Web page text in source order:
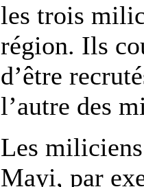
les trois
région. Ils
d’être
l’autre des
Les
Mayi, par